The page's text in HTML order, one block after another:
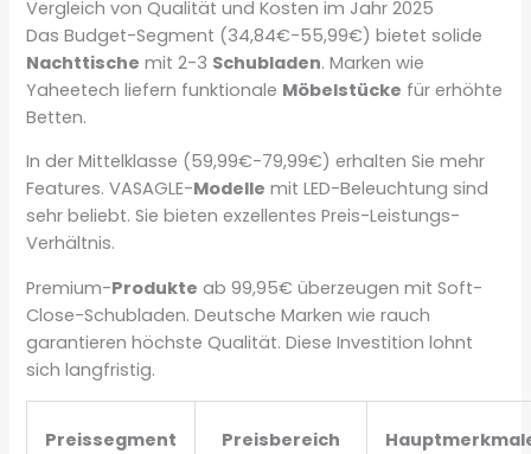
Vergleich von Qualität und Kosten im Jahr 2025
Das Budget-Segment (34,84€-55,99€) bietet solide
Nachttische mit 2-3 Schubladen. Marken wie
Yaheetech liefern funktionale Möbelstücke für erhöhte
Betten.
In der Mittelklasse (59,99€-79,99€) erhalten Sie mehr
Features. VASAGLE-Modelle mit LED-Beleuchtung sind
sehr beliebt. Sie bieten exzellentes Preis-Leistungs-
Verhältnis.
Premium-Produkte ab 99,95€ überzeugen mit Soft-
Close-Schubladen. Deutsche Marken wie rauch
garantieren höchste Qualität. Diese Investition lohnt
sich langfristig.
Preissegment Preisbereich